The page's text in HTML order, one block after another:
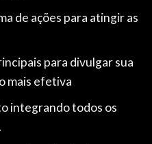
de ações para atingir as
para divulgar sua
mais efetiva
integrando todos os